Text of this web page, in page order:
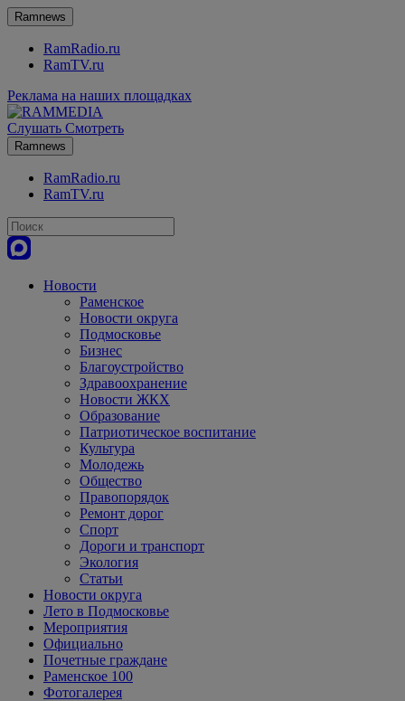
Ramnews
RamRadio.ru
RamTV.ru
Реклама на наших площадках
Слушать Смотреть
Ramnews
RamRadio.ru
RamTV.ru
Новости
Раменское
Новости округа
Подмосковье
Бизнес
Благоустройство
Здравоохранение
Новости ЖКХ
Образование
Патриотическое воспитание
Культура
Молодежь
Общество
Правопорядок
Ремонт дорог
Спорт
Дороги и транспорт
Экология
Статьи
Новости округа
Лето в Подмосковье
Мероприятия
Официально
Почетные граждане
Раменское 100
Фотогалерея